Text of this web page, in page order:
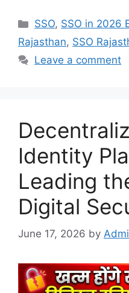
Categories
SSO, SSO in 2026
Rajasthan, SSO
Leave a comment
Identity
Leading
Digital
June 17, 2026 by